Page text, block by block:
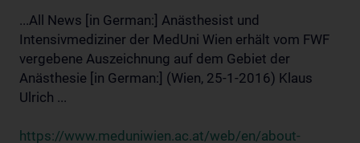
...All News [in German:] Anästhesist und
Intensivmediziner der MedUni Wien erhält vom FWF
vergebene Auszeichnung auf dem Gebiet der
Anästhesie [in German:] (Wien, 25-1-2016) Klaus
Ulrich ...
https://www.meduniwien.ac.at/web/en/about-